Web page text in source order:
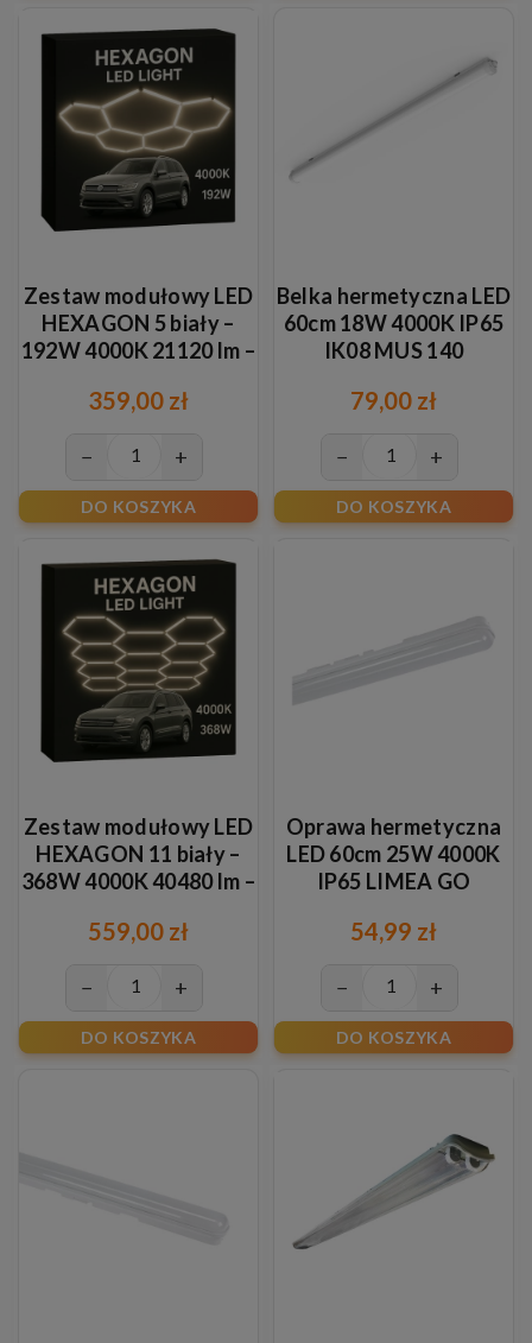
Zestaw modułowy LED
HEXAGON 5 biały –
192W 4000K 21120 lm –
miodu
359,00 zł
− +
DO KOSZYKA
Belka hermetyczna LED
60cm 18W 4000K IP65
IK08 MUS 140
79,00 zł
− +
DO KOSZYKA
Zestaw modułowy LED
HEXAGON 11 biały –
368W 4000K 40480 lm –
miodu
559,00 zł
− +
DO KOSZYKA
Oprawa hermetyczna
LED 60cm 25W 4000K
IP65 LIMEA GO
54,99 zł
− +
DO KOSZYKA